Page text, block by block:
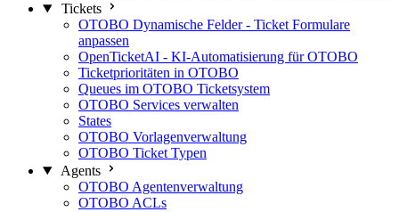
Tickets
OTOBO Dynamische Felder - Ticket Formulare
anpassen
OpenTicketAI - KI-Automatisierung für OTOBO
Ticketprioritäten in OTOBO
Queues im OTOBO Ticketsystem
OTOBO Services verwalten
States
OTOBO Vorlagenverwaltung
OTOBO Ticket Typen
Agents
OTOBO Agentenverwaltung
OTOBO ACLs